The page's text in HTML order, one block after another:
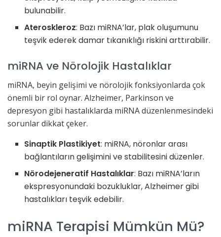
bulunabilir.
Ateroskleroz: Bazı miRNA’lar, plak oluşumunu
teşvik ederek damar tıkanıklığı riskini arttırabilir.
miRNA ve Nörolojik Hastalıklar
miRNA, beyin gelişimi ve nörolojik fonksiyonlarda çok
önemli bir rol oynar. Alzheimer, Parkinson ve
depresyon gibi hastalıklarda miRNA düzenlenmesindeki
sorunlar dikkat çeker.
Sinaptik Plastikiyet: miRNA, nöronlar arası
bağlantıların gelişimini ve stabilitesini düzenler.
Nörodejeneratif Hastalıklar: Bazı miRNA’ların
ekspresyonundaki bozukluklar, Alzheimer gibi
hastalıkları teşvik edebilir.
miRNA Terapisi Mümkün Mü?